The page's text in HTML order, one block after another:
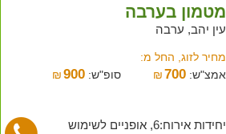
מטמון בערבה
עין יהב, ערבה
מחיר לזוג, החל מ:
אמצ"ש:
₪700 סופ"ש: ₪ 900
יחידות אירוח:6, אופניים לשימוש